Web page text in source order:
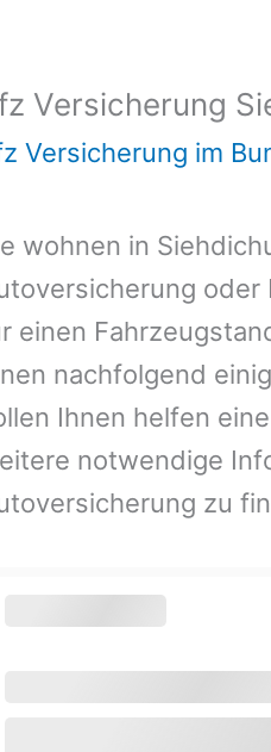
Versicherung
Versicherung im
wohnen in
oder
einen
nachfolgend
Ihnen helfen
notwendige
zu